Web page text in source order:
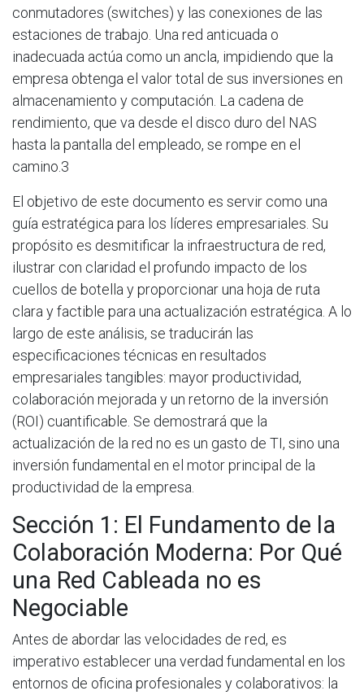
conmutadores (switches) y las conexiones de las
estaciones de trabajo. Una red anticuada o
inadecuada actúa como un ancla, impidiendo que la
empresa obtenga el valor total de sus inversiones en
almacenamiento y computación. La cadena de
rendimiento, que va desde el disco duro del NAS
hasta la pantalla del empleado, se rompe en el
camino.3
El objetivo de este documento es servir como una
guía estratégica para los líderes empresariales. Su
propósito es desmitificar la infraestructura de red,
ilustrar con claridad el profundo impacto de los
cuellos de botella y proporcionar una hoja de ruta
clara y factible para una actualización estratégica. A lo
largo de este análisis, se traducirán las
especificaciones técnicas en resultados
empresariales tangibles: mayor productividad,
colaboración mejorada y un retorno de la inversión
(ROI) cuantificable. Se demostrará que la
actualización de la red no es un gasto de TI, sino una
inversión fundamental en el motor principal de la
productividad de la empresa.
Sección 1: El Fundamento de la
Colaboración Moderna: Por Qué
una Red Cableada no es
Negociable
Antes de abordar las velocidades de red, es
imperativo establecer una verdad fundamental en los
entornos de oficina profesionales y colaborativos: la